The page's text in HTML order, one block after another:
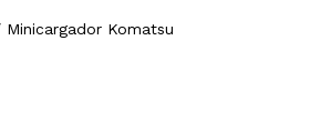
Minicargador Komatsu